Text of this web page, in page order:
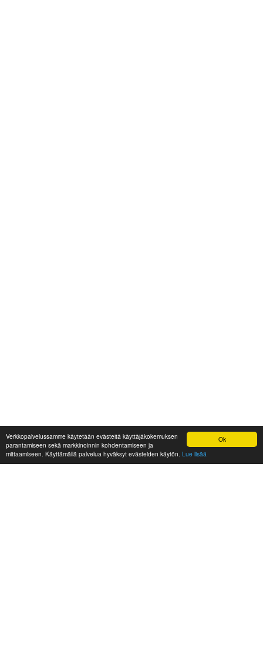
Ok
Verkkopalvelussamme käytetään evästeitä käyttäjäkokemuksen
parantamiseen sekä markkinoinnin kohdentamiseen ja
mittaamiseen. Käyttämällä palvelua hyväksyt evästeiden käytön. Lue lisää